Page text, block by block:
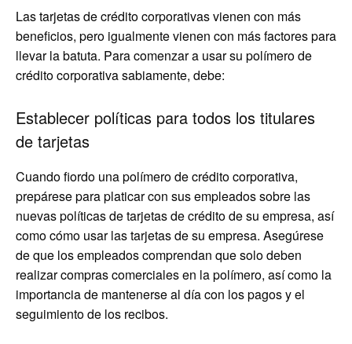
Las tarjetas de crédito corporativas vienen con más
beneficios, pero igualmente vienen con más factores para
llevar la batuta. Para comenzar a usar su polímero de
crédito corporativa sabiamente, debe:
Establecer políticas para todos los titulares
de tarjetas
Cuando fiordo una polímero de crédito corporativa,
prepárese para platicar con sus empleados sobre las
nuevas políticas de tarjetas de crédito de su empresa, así
como cómo usar las tarjetas de su empresa. Asegúrese
de que los empleados comprendan que solo deben
realizar compras comerciales en la polímero, así como la
importancia de mantenerse al día con los pagos y el
seguimiento de los recibos.